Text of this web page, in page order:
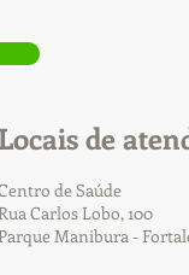
Locais de
de Saúde
Carlos Lobo, 100
Manibura -